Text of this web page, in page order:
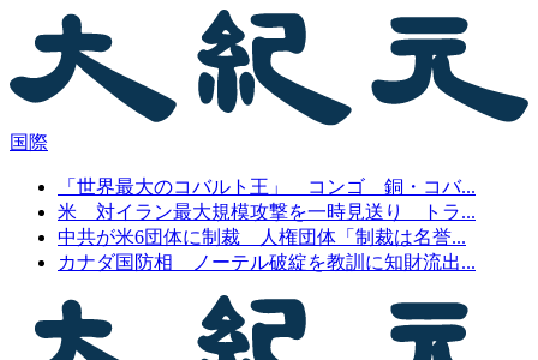
国際
「世界最大のコバルト王」 コンゴ 銅・コバ...
米 対イラン最大規模攻撃を一時見送り トラ...
中共が米6団体に制裁 人権団体「制裁は名誉...
カナダ国防相 ノーテル破綻を教訓に知財流出...